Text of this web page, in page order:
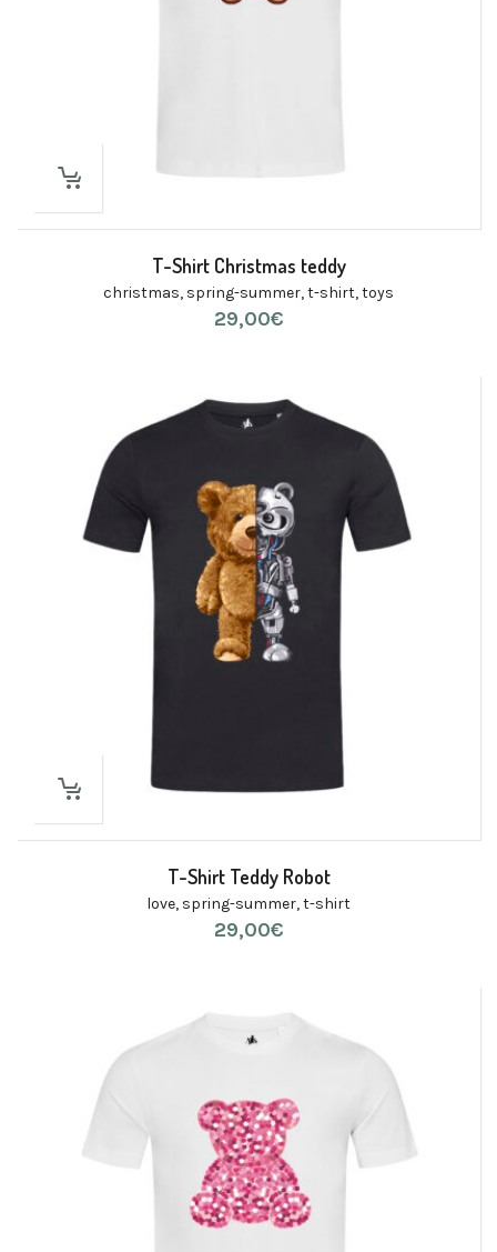
T-Shirt Christmas teddy
christmas, spring-summer,t-shirt,toys
29,00€
T-Shirt Teddy Robot
love, spring-summer,t-shirt
29,00€